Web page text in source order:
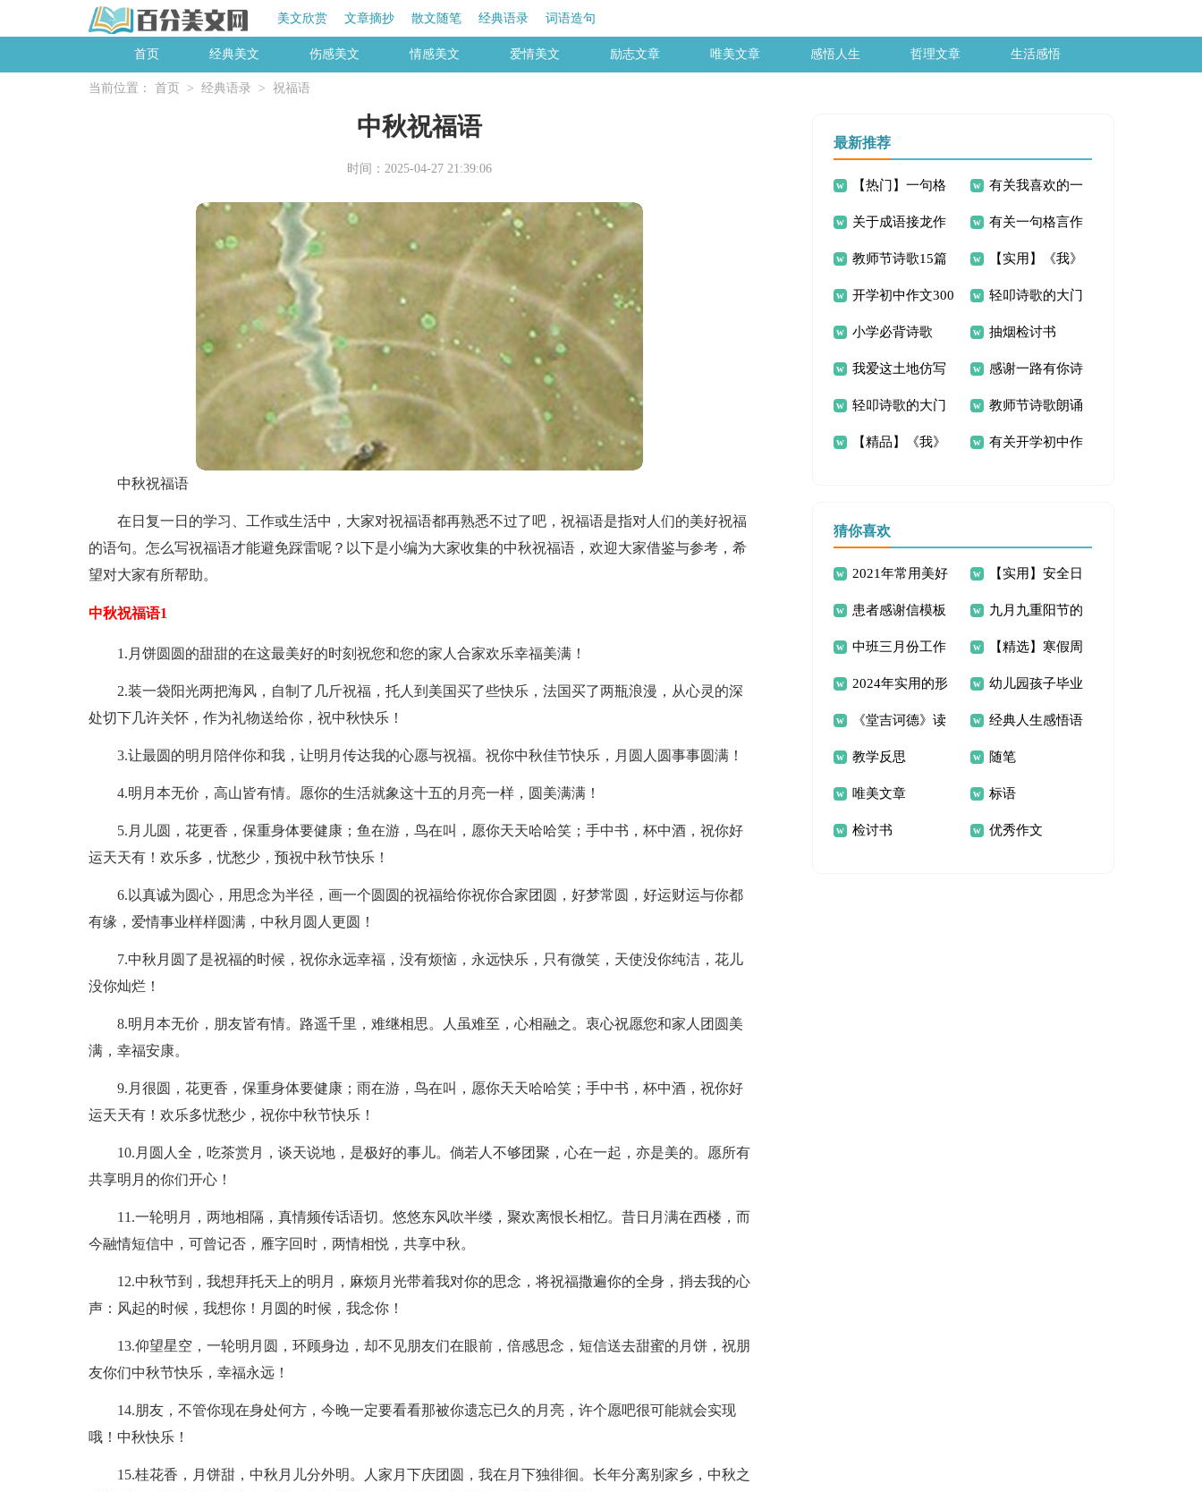
美文欣赏 文章摘抄 散文随笔 经典语录 词语造句
首页 经典美文 伤感美文 情感美文 爱情美文 励志文章 唯美文章 感悟人生 哲理文章 生活感悟
当前位置： 首页 > 经典语录 > 祝福语
中秋祝福语
时间：2025-04-27 21:39:06
中秋祝福语
在日复一日的学习、工作或生活中，大家对祝福语都再熟悉不过了吧，祝福语是指对人们的美好祝福
的语句。怎么写祝福语才能避免踩雷呢？以下是小编为大家收集的中秋祝福语，欢迎大家借鉴与参考，希
望对大家有所帮助。
中秋祝福语1
1.月饼圆圆的甜甜的在这最美好的时刻祝您和您的家人合家欢乐幸福美满！
2.装一袋阳光两把海风，自制了几斤祝福，托人到美国买了些快乐，法国买了两瓶浪漫，从心灵的深
处切下几许关怀，作为礼物送给你，祝中秋快乐！
3.让最圆的明月陪伴你和我，让明月传达我的心愿与祝福。祝你中秋佳节快乐，月圆人圆事事圆满！
4.明月本无价，高山皆有情。愿你的生活就象这十五的月亮一样，圆美满满！
5.月儿圆，花更香，保重身体要健康；鱼在游，鸟在叫，愿你天天哈哈笑；手中书，杯中酒，祝你好
运天天有！欢乐多，忧愁少，预祝中秋节快乐！
6.以真诚为圆心，用思念为半径，画一个圆圆的祝福给你祝你合家团圆，好梦常圆，好运财运与你都
有缘，爱情事业样样圆满，中秋月圆人更圆！
7.中秋月圆了是祝福的时候，祝你永远幸福，没有烦恼，永远快乐，只有微笑，天使没你纯洁，花儿
没你灿烂！
8.明月本无价，朋友皆有情。路遥千里，难继相思。人虽难至，心相融之。衷心祝愿您和家人团圆美
满，幸福安康。
9.月很圆，花更香，保重身体要健康；雨在游，鸟在叫，愿你天天哈哈笑；手中书，杯中酒，祝你好
运天天有！欢乐多忧愁少，祝你中秋节快乐！
10.月圆人全，吃茶赏月，谈天说地，是极好的事儿。倘若人不够团聚，心在一起，亦是美的。愿所有
共享明月的你们开心！
11.一轮明月，两地相隔，真情频传话语切。悠悠东风吹半缕，聚欢离恨长相忆。昔日月满在西楼，而
今融情短信中，可曾记否，雁字回时，两情相悦，共享中秋。
12.中秋节到，我想拜托天上的明月，麻烦月光带着我对你的思念，将祝福撒遍你的全身，捎去我的心
声：风起的时候，我想你！月圆的时候，我念你！
13.仰望星空，一轮明月圆，环顾身边，却不见朋友们在眼前，倍感思念，短信送去甜蜜的月饼，祝朋
友你们中秋节快乐，幸福永远！
14.朋友，不管你现在身处何方，今晚一定要看看那被你遗忘已久的月亮，许个愿吧很可能就会实现
哦！中秋快乐！
15.桂花香，月饼甜，中秋月儿分外明。人家月下庆团圆，我在月下独徘徊。长年分离别家乡，中秋之
最新推荐
【热门】一句格
言作文300字3篇
有关我喜欢的一
则格言作文300字汇
编7篇
关于成语接龙作
文300字3篇
有关一句格言作
文300字4篇
教师节诗歌15篇 【实用】《我》
初中作文300字四篇
开学初中作文300
字集合八篇
轻叩诗歌的大门
作文300字集锦五篇
小学必背诗歌 抽烟检讨书
我爱这土地仿写
诗歌
感谢一路有你诗
歌
轻叩诗歌的大门
作文300字6篇
教师节诗歌朗诵
稿
【精品】《我》 有关开学初中作
猜你喜欢
2021年常用美好
的晚安心语朋友圈锦
集84条
【实用】安全日
记四篇
患者感谢信模板
合集9篇
九月九重阳节的
说说(8篇)
中班三月份工作
计划
【精选】寒假周
记汇编8篇
2024年实用的形
容伤感的句子43句
幼儿园孩子毕业
感言
《堂吉诃德》读
后感(合集14篇)
经典人生感悟语
句摘录46句
教学反思 随笔
唯美文章 标语
检讨书 优秀作文